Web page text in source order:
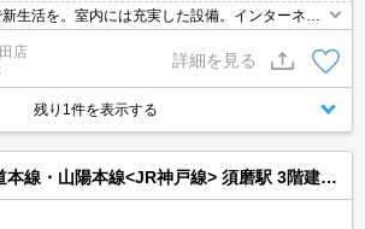
生活を。室内には充実した設備。インターネッ
エアコン・浴室乾燥機付きで設備充実!。ウォー
付で収納自慢です。
店
詳細を見る
残り1件を表示する
線・山陽本線<JR神戸線> 須磨駅 3階建 築25年